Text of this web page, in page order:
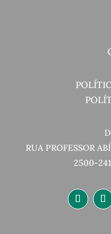
RUA PROFESSOR
2500-